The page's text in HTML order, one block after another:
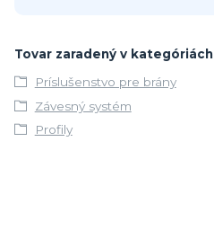
Tovar zaradený v kategóriách
Príslušenstvo pre brány
Závesný systém
Profily